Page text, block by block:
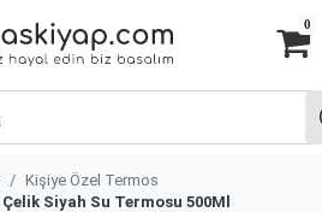
0
Kişiye Özel Termos
Siyah Su Termosu 500Ml